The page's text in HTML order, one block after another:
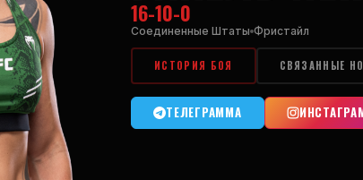
16-10-0
Соединенные Штаты Фристайл
ИСТОРИЯ БОЯ СВЯЗАННЫЕ
ТЕЛЕГРАММА